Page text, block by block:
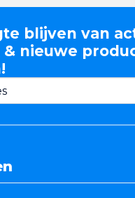
blijven van
nieuwe